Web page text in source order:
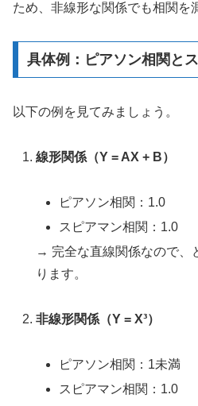
ため、非線形な関係でも相関を
具体例：ピアソン相関と
以下の例を見てみましょう。
線形関係（Y = AX + B）
ピアソン相関：1.0
スピアマン相関：1.0
→ 完全な直線関係なので、
ります。
非線形関係（Y = X³）
ピアソン相関：1未満
スピアマン相関：1.0